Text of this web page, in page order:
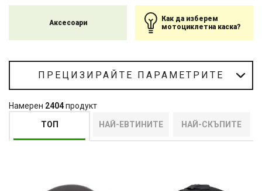
Аксесоари
Как да изберем
мотоциклетна каска?
ПРЕЦИЗИРАЙТЕ ПАРАМЕТРИТЕ
Намерен 2404продукт
ТОП
НАЙ-ЕВТИНИТЕ НАЙ-СКЪПИТЕ